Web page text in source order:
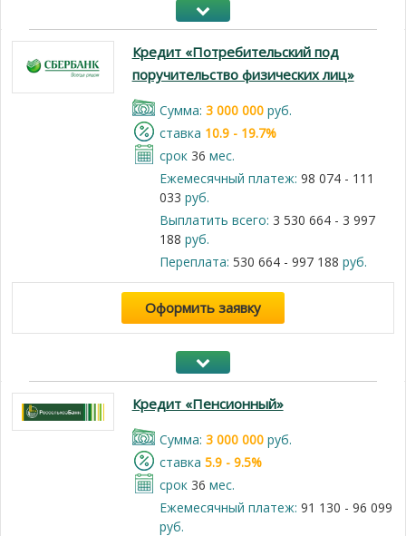
Кредит «Потребительский под
поручительство физических лиц»
Cумма: 3 000 000руб.
cтавка 10.9 - 19.7%
срок 36 мес.
Ежемесячный платеж: 98 074 - 111
033 руб.
Выплатить всего: 3 530 664 - 3 997
188 руб.
Переплата: 530 664 - 997 188 руб.
Оформить заявку
Кредит «Пенсионный»
Cумма: 3 000 000руб.
cтавка 5.9 - 9.5%
срок 36 мес.
Ежемесячный платеж: 91 130 - 96 099
руб.